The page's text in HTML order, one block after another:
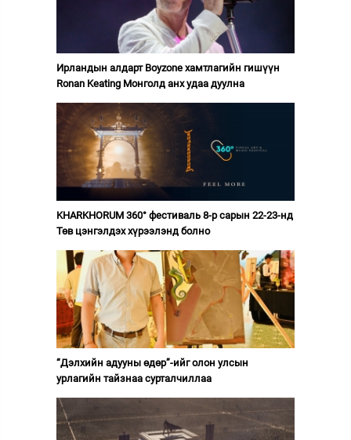
Ирландын алдарт Boyzone хамтлагийн гишүүн
Ronan Keating Монголд анх удаа дуулна
KHARKHORUM 360° фестиваль 8-р сарын 22-23-нд
Төв цэнгэлдэх хүрээлэнд болно
“Дэлхийн адууны өдөр”-ийг олон улсын
урлагийн тайзнаа сурталчиллаа